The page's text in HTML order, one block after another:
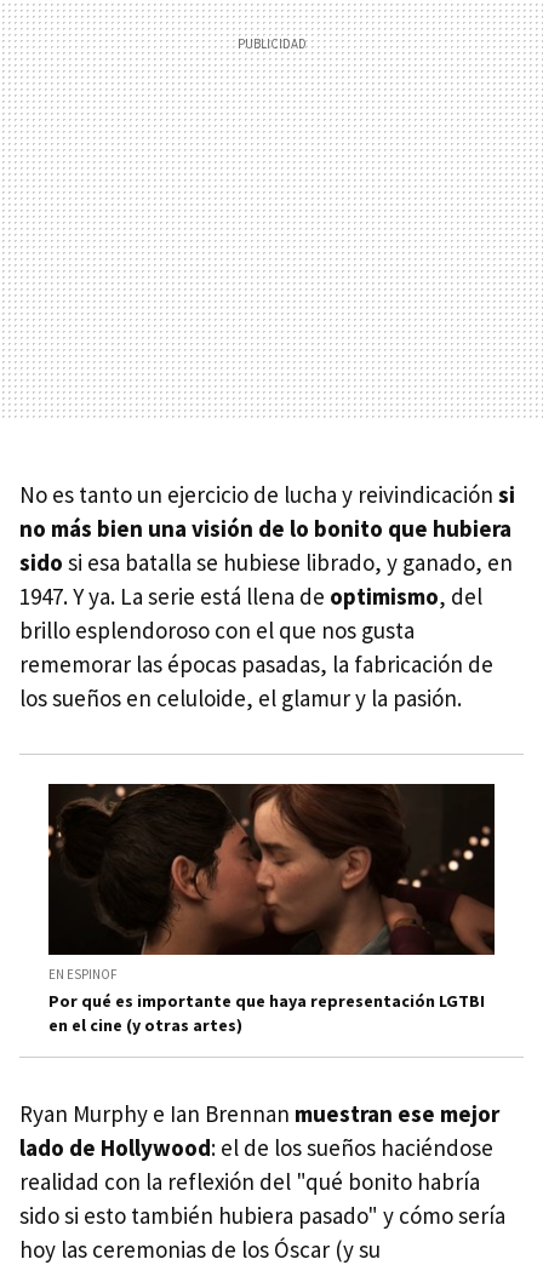
No es tanto un ejercicio de lucha y reivindicación si
no más bien una visión de lo bonito que hubiera
sido si esa batalla se hubiese librado, y ganado, en
1947. Y ya. La serie está llena de optimismo, del
brillo esplendoroso con el que nos gusta
rememorar las épocas pasadas, la fabricación de
los sueños en celuloide, el glamur y la pasión.
EN ESPINOF
Por qué es importante que haya representación LGTBI
en el cine (y otras artes)
Ryan Murphy e Ian Brennan muestran ese mejor
lado de Hollywood: el de los sueños haciéndose
realidad con la reflexión del "qué bonito habría
sido si esto también hubiera pasado" y cómo sería
hoy las ceremonias de los Óscar (y su